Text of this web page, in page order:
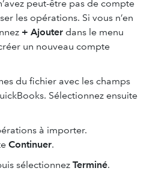
peut-être pas de compte
les opérations. Si vous n’en
+ Ajouter dans le menu
un nouveau compte
du fichier avec les champs
Sélectionnez ensuite
à importer.
Continuer.
sélectionnez Terminé.